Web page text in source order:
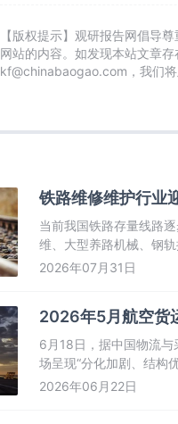
【版权提示】观研报告网倡导
网站的内容。如发现本站文章
kf@chinabaogao.com，我们将
铁路维修维护行业
当前我国铁路存量线路
维、大型养路机械、钢
2026年07月31日
2026年5月航空货
6月18日，据中国物流
场呈现“分化加剧、结构
班量则出现明显收缩。
2026年06月22日